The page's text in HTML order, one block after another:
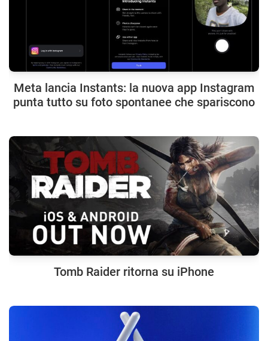
Meta lancia Instants: la nuova app Instagram
punta tutto su foto spontanee che spariscono
Tomb Raider ritorna su iPhone